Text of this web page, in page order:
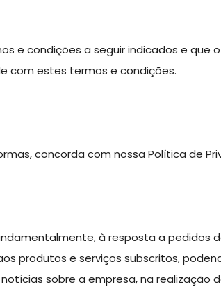
e condições a seguir indicados e que
com estes termos e condições.
concorda com nossa Política de
à resposta a
produtos e serviços subscritos,
sobre a empresa, na